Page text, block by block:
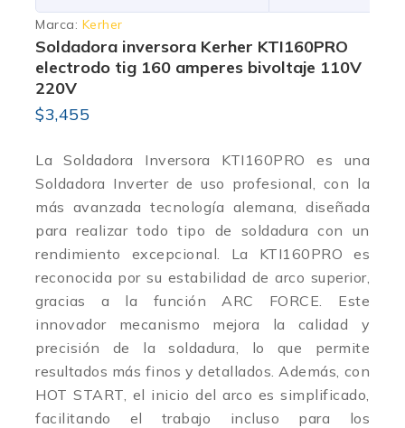
Marca: Kerher
Soldadora inversora Kerher KTI160PRO
electrodo tig 160 amperes bivoltaje 110V
220V
$3,455
La Soldadora Inversora KTI160PRO es una
Soldadora Inverter de uso profesional, con la
más avanzada tecnología alemana, diseñada
para realizar todo tipo de soldadura con un
rendimiento excepcional. La KTI160PRO es
reconocida por su estabilidad de arco superior,
gracias a la función ARC FORCE. Este
innovador mecanismo mejora la calidad y
precisión de la soldadura, lo que permite
resultados más finos y detallados. Además, con
HOT START, el inicio del arco es simplificado,
facilitando el trabajo incluso para los